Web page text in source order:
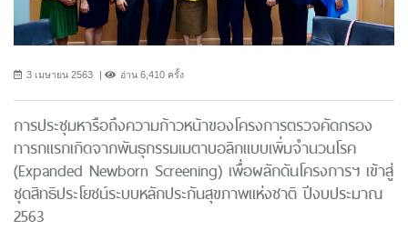
3 เมษายน 2563 อ่าน 6,410 ครั้ง
การประชุมหารือถึงความก้าวหน้าของโครงการตรวจคัดกรอง
ทารกแรกเกิดจากพันธุกรรมเมตาบอลิกแบบเพิ่มจำนวนโรค
(Expanded Newborn Screening) เพื่อผลักดันโครงการฯ เข้าสู่
ชุดสิทธิประโยชน์ระบบหลักประกันสุขภาพแห่งชาติ ปีงบประมาณ
2563